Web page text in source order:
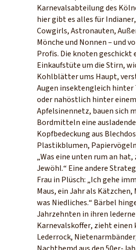
Karnevalsabteilung des
hier gibt es alles für
Cowgirls, Astronauten,
Mönche und Nonnen – und
Profis. Die knoten geschickt
Einkaufstüte um die Stirn,
Kohlblätter ums Haupt,
Augen insektengleich hinter
oder nahöstlich hinter einem
Apfelsinennetz, bauen sich
Bordmitteln eine ausladende
Kopfbedeckung aus
Plastikblumen,
„Was eine unten rum an
Jewöhl.“ Eine andere
Frau in Plüsch: „Ich gehe
Maus, ein Jahr als
was Niedliches.“ Bärbel
Jahrzehnten in ihren
Karnevalskoffer, zieht einen
Lederrock,